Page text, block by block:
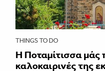
THINGS TO DO
Η Ποταμίτισσα μάς
καλοκαιρινές της